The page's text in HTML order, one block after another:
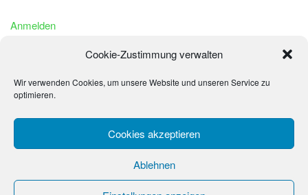
Cookie-Zustimmung verwalten
Wir verwenden Cookies, um unsere Website und unseren Service zu
optimieren.
Cookies akzeptieren
Ablehnen
Anmelden
WordPress.org
© 2026 - La Sonrisa de los Niños - Fundación Peter
Wochinger